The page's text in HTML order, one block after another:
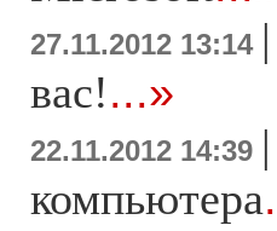
27.11.2012 13:14 |
вас!...»
22.11.2012 14:39 |
компьютера